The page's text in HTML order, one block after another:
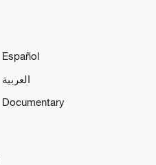
Español
العربية
Documentary